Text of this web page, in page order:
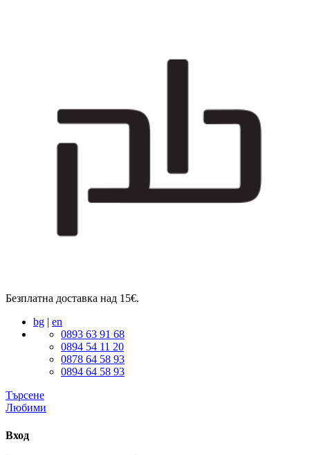
Безплатна доставка над 15€.
bg | en
0893 63 91 68
0894 54 11 20
0878 64 58 93
0894 64 58 93
Търсене
Любими
Вход